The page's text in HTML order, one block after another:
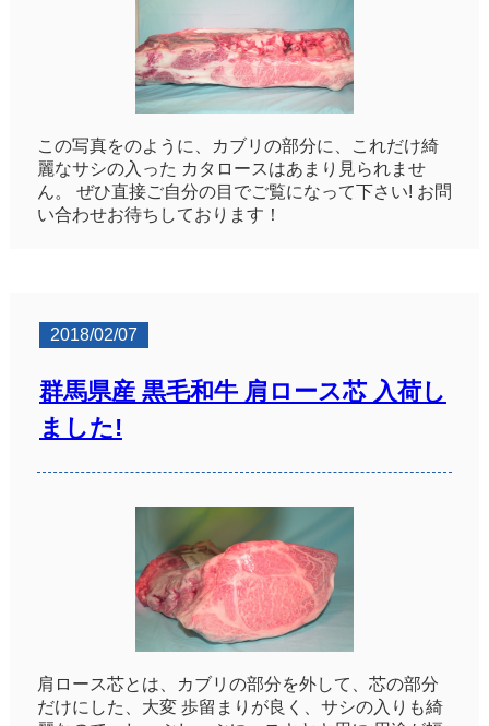
この写真をのように、カブリの部分に、これだけ綺
麗なサシの入った カタロースはあまり見られませ
ん。 ぜひ直接ご自分の目でご覧になって下さい! お問
い合わせお待ちしております！
2018/02/07
群馬県産 黒毛和牛 肩ロース芯 入荷し
ました!
肩ロース芯とは、カブリの部分を外して、芯の部分
だけにした、大変 歩留まりが良く、サシの入りも綺